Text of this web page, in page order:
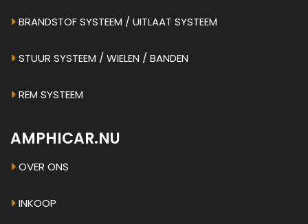
BRANDSTOF SYSTEEM / UITLAAT SYSTEEM
STUUR SYSTEEM / WIELEN / BANDEN
REM SYSTEEM
AMPHICAR.NU
OVER ONS
INKOOP